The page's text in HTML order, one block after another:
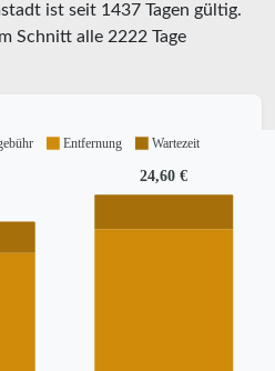
ist seit 1437 Tagen gültig.
Schnitt alle 2222 Tage
24,60 €
Entfernung Wartezeit